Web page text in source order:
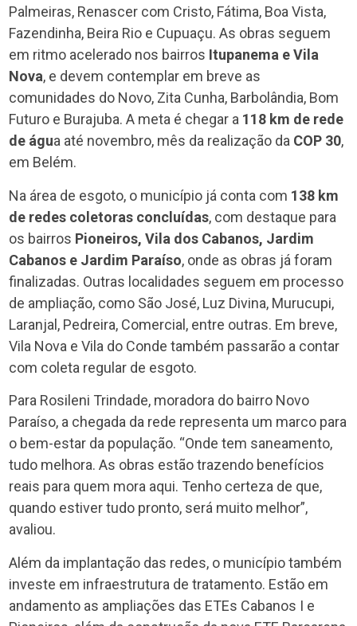
Palmeiras, Renascer com Cristo, Fátima, Boa Vista,
Fazendinha, Beira Rio e Cupuaçu. As obras seguem
em ritmo acelerado nos bairros Itupanema e Vila
Nova, e devem contemplar em breve as
comunidades do Novo, Zita Cunha, Barbolândia, Bom
Futuro e Burajuba. A meta é chegar a 118 km de rede
de água até novembro, mês da realização da COP 30,
em Belém.
Na área de esgoto, o município já conta com 138 km
de redes coletoras concluídas, com destaque para
os bairros Pioneiros, Vila dos Cabanos, Jardim
Cabanos e Jardim Paraíso, onde as obras já foram
finalizadas. Outras localidades seguem em processo
de ampliação, como São José, Luz Divina, Murucupi,
Laranjal, Pedreira, Comercial, entre outras. Em breve,
Vila Nova e Vila do Conde também passarão a contar
com coleta regular de esgoto.
Para Rosileni Trindade, moradora do bairro Novo
Paraíso, a chegada da rede representa um marco para
o bem-estar da população. “Onde tem saneamento,
tudo melhora. As obras estão trazendo benefícios
reais para quem mora aqui. Tenho certeza de que,
quando estiver tudo pronto, será muito melhor”,
avaliou.
Além da implantação das redes, o município também
investe em infraestrutura de tratamento. Estão em
andamento as ampliações das ETEs Cabanos I e